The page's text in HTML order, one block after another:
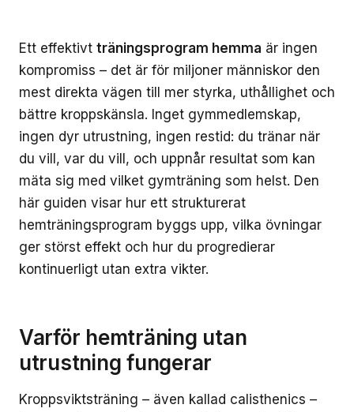
Ett effektivt träningsprogram hemma är ingen
kompromiss – det är för miljoner människor den
mest direkta vägen till mer styrka, uthållighet och
bättre kroppskänsla. Inget gymmedlemskap,
ingen dyr utrustning, ingen restid: du tränar när
du vill, var du vill, och uppnår resultat som kan
mäta sig med vilket gymträning som helst. Den
här guiden visar hur ett strukturerat
hemträningsprogram byggs upp, vilka övningar
ger störst effekt och hur du progredierar
kontinuerligt utan extra vikter.
Varför hemträning utan
utrustning fungerar
Kroppsviktsträning – även kallad calisthenics –